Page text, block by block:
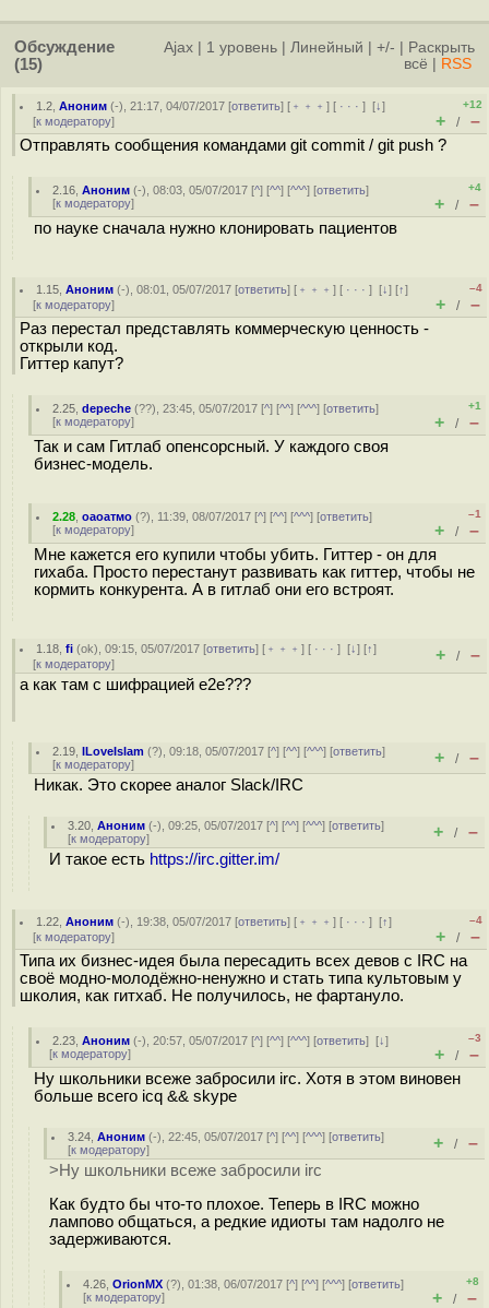
Обсуждение
(15)
Ajax 1 уровень Линейный +/-
Раскрыть
всё
RSS
1.2 ,Аноним (-), 21:17, 04/07/2017 [ответить] [ ﹢﹢﹢] [ · · ·][↓]
[к модератору]
+12
+ / –
Отправлять сообщения командами git commit / git push ?
2.16 ,Аноним (-), 08:03, 05/07/2017 [^] [^^] [^^^] [ответить]
[к модератору]
+4
+ / –
по науке сначала нужно клонировать пациентов
1.15 ,Аноним (-), 08:01, 05/07/2017 [ответить] [ ﹢﹢﹢] [ · · ·][↓] [↑]
[к модератору]
–4
+ / –
Раз перестал представлять коммерческую ценность -
открыли код.
Гиттер капут?
2.25 ,depeche (??), 23:45, 05/07/2017 [^] [^^] [^^^] [ответить]
[к модератору]
+1
+ / –
Так и сам Гитлаб опенсорсный. У каждого своя
бизнес-модель.
2.28 ,оаоатмо (?), 11:39, 08/07/2017 [^] [^^] [^^^] [ответить]
[к модератору]
–1
+ / –
Мне кажется его купили чтобы убить. Гиттер - он для
гихаба. Просто перестанут развивать как гиттер, чтобы не
кормить конкурента. А в гитлаб они его встроят.
1.18 ,fi (ok), 09:15, 05/07/2017 [ответить] [ ﹢﹢﹢] [ · · ·][↓] [↑]
[к модератору] + / –
а как там с шифрацией e2e???
2.19 ,ILoveIslam (?), 09:18, 05/07/2017 [^] [^^] [^^^] [ответить]
[к модератору] + / –
Никак. Это скорее аналог Slack/IRC
3.20 ,Аноним (-), 09:25, 05/07/2017 [^] [^^] [^^^] [ответить]
[к модератору] + / –
И такое есть https://irc.gitter.im/
1.22 ,Аноним (-), 19:38, 05/07/2017 [ответить] [ ﹢﹢﹢] [ · · ·][↑]
[к модератору]
–4
+ / –
Типа их бизнес-идея была пересадить всех девов с IRC на
своё модно-молодёжно-ненужно и стать типа культовым у
школия, как гитхаб. Не получилось, не фартануло.
2.23 ,Аноним (-), 20:57, 05/07/2017 [^] [^^] [^^^] [ответить][↓]
[к модератору]
–3
+ / –
Ну школьники всеже забросили irc. Хотя в этом виновен
больше всего icq && skype
3.24 ,Аноним (-), 22:45, 05/07/2017 [^] [^^] [^^^] [ответить]
[к модератору] + / –
>Ну школьники всеже забросили irc
Как будто бы что-то плохое. Теперь в IRC можно
лампово общаться, а редкие идиоты там надолго не
задерживаются.
4.26 ,OrionMX (?), 01:38, 06/07/2017 [^] [^^] [^^^] [ответить]
[к модератору]
+8
+ / –